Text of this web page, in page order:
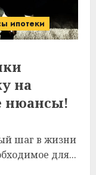
ипотеки
на
нюансы!
шаг в жизни
для...